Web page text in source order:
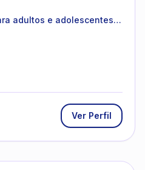
adultos e adolescentes a
Ver Perfil